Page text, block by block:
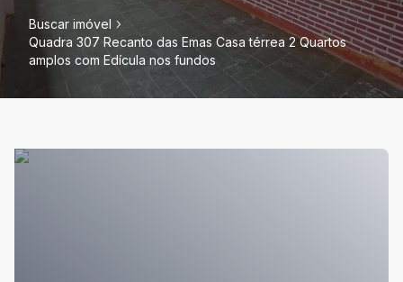
Buscar imóvel
Quadra 307 Recanto das Emas Casa térrea 2 Quartos
amplos com Edícula nos fundos